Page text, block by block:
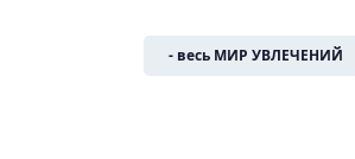
- весь МИР УВЛЕЧЕНИЙ